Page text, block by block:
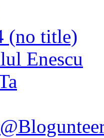
(no title)
Enescu